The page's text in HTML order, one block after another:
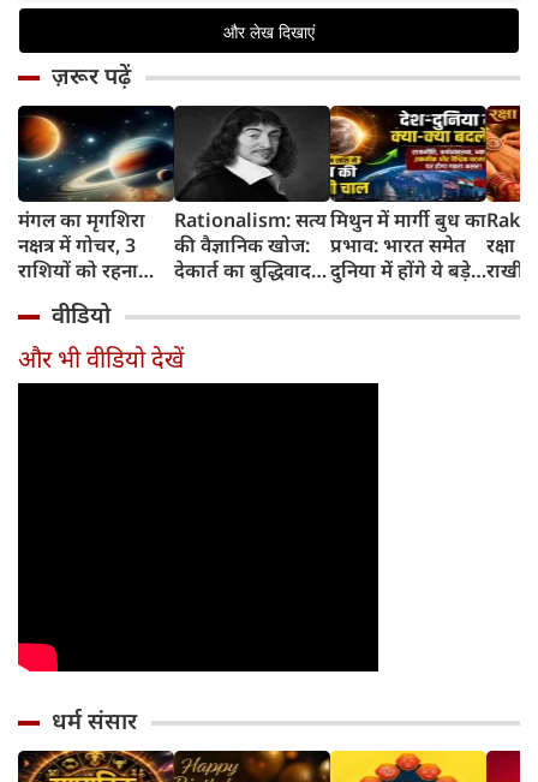
ज़रूर पढ़ें
मंगल का मृगशिरा
नक्षत्र में गोचर, 3
राशियों को रहना
सावधान
Rationalism: सत्य
की वैज्ञानिक खोज:
देकार्त का बुद्धिवाद
का जन्म
मिथुन में मार्गी बुध का
प्रभाव: भारत समेत
दुनिया में होंगे ये बड़े
रक्षा
राखी
वीडियो
और भी वीडियो देखें
धर्म संसार